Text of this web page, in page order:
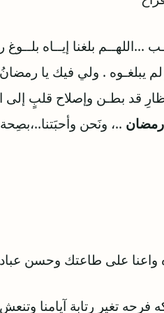
...اللهــم بلغنا إيــاه
و لم يبلغـوه . ولي فيك يا
قد بطـن وإصلاح قلبٍ إلى
رمضان ..، ونَحن
واعنا على طاعتك وحسن
فرحه تغير رتابة آيامنا